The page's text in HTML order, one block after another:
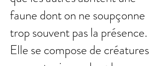
faune dont on ne soupçonne
trop souvent pas la présence.
Elle se compose de créatures